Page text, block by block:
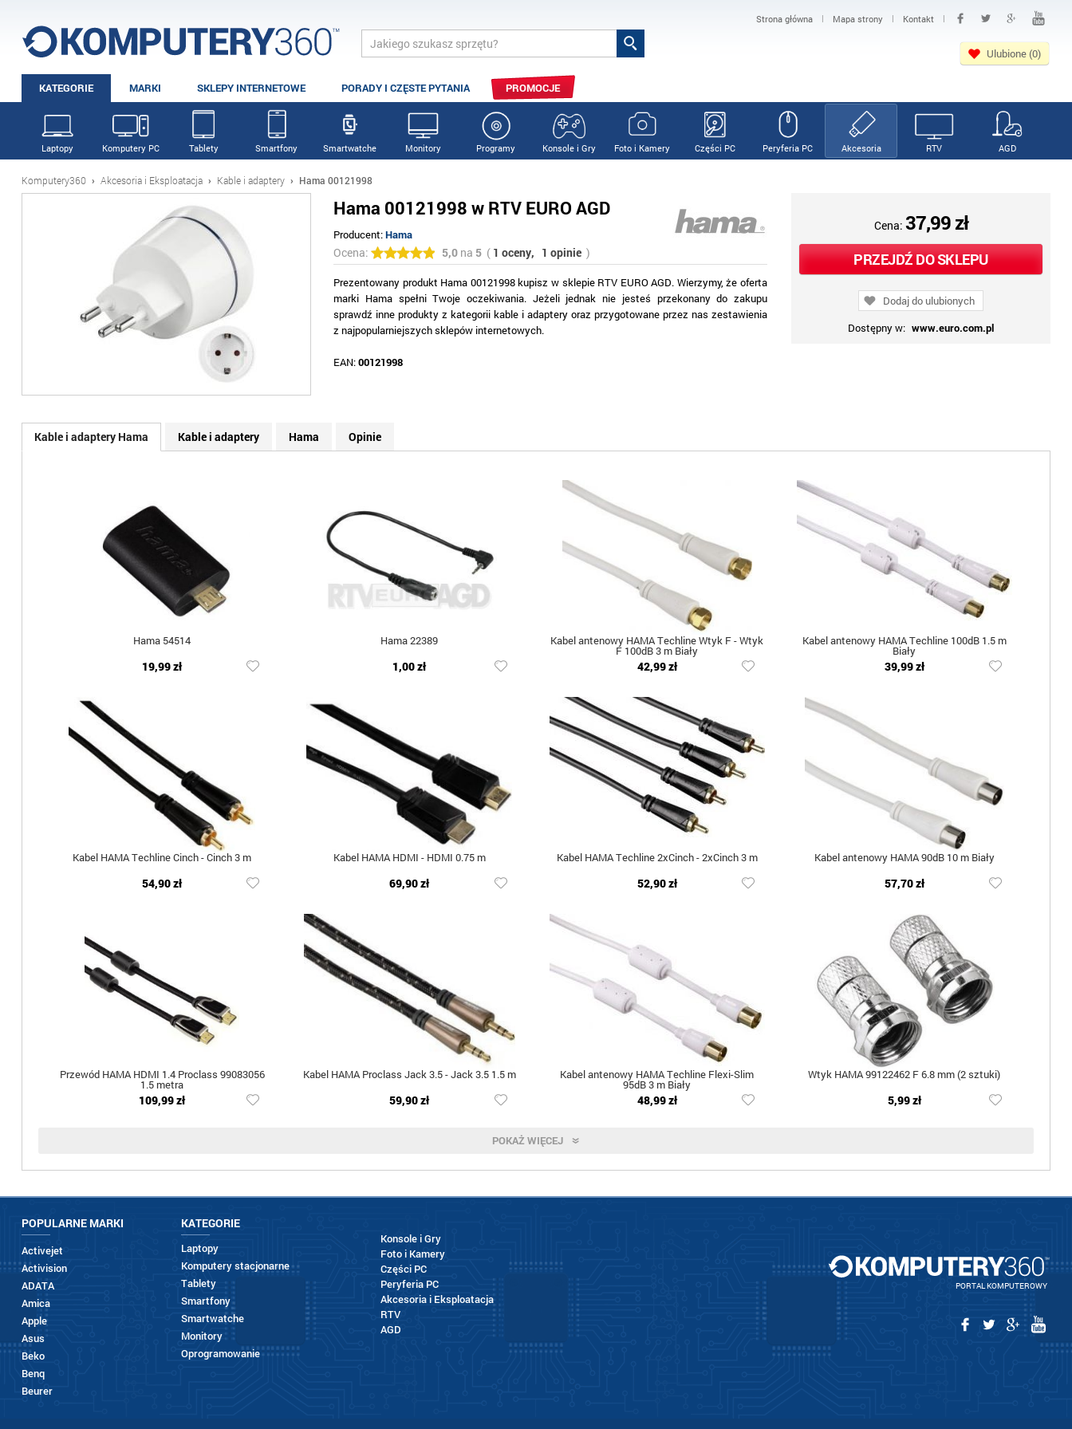
Strona główna | Mapa strony | Kontakt |
Ulubione (0)
KATEGORIE MARKI SKLEPY INTERNETOWE PORADY I CZĘSTE PYTANIA PROMOCJE
Laptopy Komputery PC Tablety Smartfony Smartwatche Monitory Programy Konsole i Gry Foto i Kamery Części PC Peryferia PC Akcesoria RTV AGD
Komputery360 › Akcesoria i Eksploatacja › Kable i adaptery › Hama 00121998
Hama 00121998 w RTV EURO AGD
Producent:Hama
Ocena: 5,0 na 5 ( 1 oceny, 1 opinie )
Prezentowany produkt Hama 00121998 kupisz w sklepie RTV EURO AGD. Wierzymy, że oferta
marki Hama spełni Twoje oczekiwania. Jeżeli jednak nie jesteś przekonany do zakupu
sprawdź inne produkty z kategorii kable i adaptery oraz przygotowane przez nas zestawienia
z najpopularniejszych sklepów internetowych.
EAN:00121998
Cena: 37,99 zł
PRZEJDŹ DO SKLEPU
Dodaj do ulubionych
Dostępny w: www.euro.com.pl
Kable i adaptery Hama Kable i adaptery Hama Opinie
Hama 54514
19,99 zł
Hama 22389
1,00 zł
Kabel antenowy HAMA Techline Wtyk F - Wtyk
F 100dB 3 m Biały
42,99 zł
Kabel antenowy HAMA Techline 100dB 1.5 m
Biały
39,99 zł
Kabel HAMA Techline Cinch - Cinch 3 m
54,90 zł
Kabel HAMA HDMI - HDMI 0.75 m
69,90 zł
Kabel HAMA Techline 2xCinch - 2xCinch 3 m
52,90 zł
Kabel antenowy HAMA 90dB 10 m Biały
57,70 zł
Przewód HAMA HDMI 1.4 Proclass 99083056
1.5 metra
109,99 zł
Kabel HAMA Proclass Jack 3.5 - Jack 3.5 1.5 m
59,90 zł
Kabel antenowy HAMA Techline Flexi-Slim
95dB 3 m Biały
48,99 zł
Wtyk HAMA 99122462 F 6.8 mm (2 sztuki)
5,99 zł
POKAŻ WIĘCEJ
POPULARNE MARKI
Activejet
Activision
ADATA
Amica
Apple
Asus
Beko
Benq
Beurer
KATEGORIE
Laptopy
Komputery stacjonarne
Tablety
Smartfony
Smartwatche
Monitory
Oprogramowanie
Konsole i Gry
Foto i Kamery
Części PC
Peryferia PC
Akcesoria i Eksploatacja
RTV
AGD
PORTAL KOMPUTEROWY